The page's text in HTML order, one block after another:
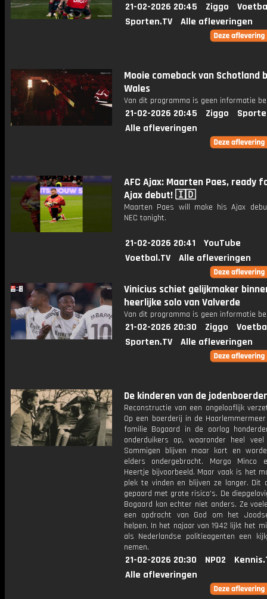
21-02-2026 20:45 Ziggo
Sporten.TV
Alle afleveringen
Mooie comeback van Schotland
Wales
Van dit programma is geen informatie
21-02-2026 20:45 Ziggo
Alle afleveringen
AFC Ajax: Maarten Paes, ready
Ajax debut! 🇮🇩
Maarten Paes will make his Ajax
NEC tonight.
21-02-2026 20:41
YouTube
Voetbal.TV
Alle afleveringen
Vinicius schiet gelijkmaker
heerlijke solo van Valverde
Van dit programma is geen informatie
21-02-2026 20:30 Ziggo
Sporten.TV
Alle afleveringen
De kinderen van de
Reconstructie van een ongelooflijk
Op een boerderij in de
familie Bogaard in de oorlog
onderduikers op, waaronder heel veel
Sommigen blijven maar kort en
elders ondergebracht. Margo Minco
Heertje bijvoorbeeld. Maar vaak is het
plek te vinden en blijven ze langer. Dit
gepaard met grote risico's. De
Bogaard kan echter niet anders. Ze
een opdracht van God om het
helpen. In het najaar van 1942 lijkt het
als Nederlandse politieagenten een
nemen.
21-02-2026 20:30 NPO2
Alle afleveringen